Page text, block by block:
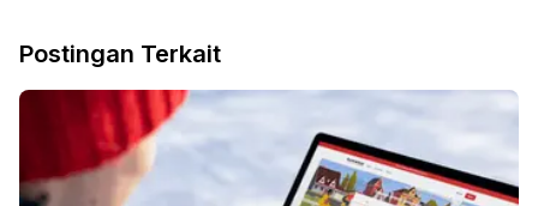
Postingan Terkait